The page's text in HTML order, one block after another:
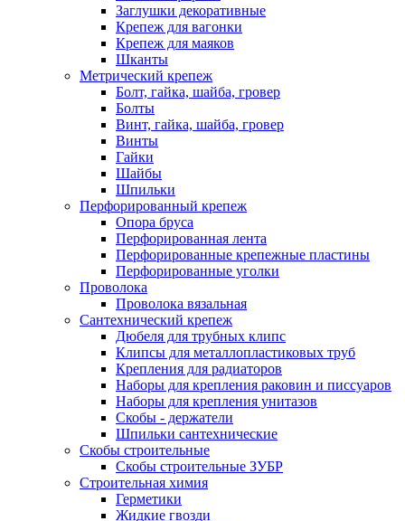
Заглушки декоративные
Крепеж для вагонки
Крепеж для маяков
Шканты
Метрический крепеж
Болт, гайка, шайба, гровер
Болты
Винт, гайка, шайба, гровер
Винты
Гайки
Шайбы
Шпильки
Перфорированный крепеж
Опора бруса
Перфорированная лента
Перфорированные крепежные пластины
Перфорированные уголки
Проволока
Проволока вязальная
Сантехнический крепеж
Дюбеля для трубных клипс
Клипсы для металлопластиковых труб
Крепления для радиаторов
Наборы для крепления раковин и писсуаров
Наборы для крепления унитазов
Скобы - держатели
Шпильки сантехнические
Скобы строительные
Скобы строительные ЗУБР
Строительная химия
Герметики
Жидкие гвозди